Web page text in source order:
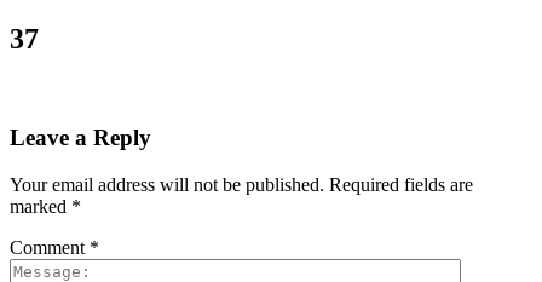
37
Leave a Reply
Your email address will not be published. Required fields are
marked *
Comment *